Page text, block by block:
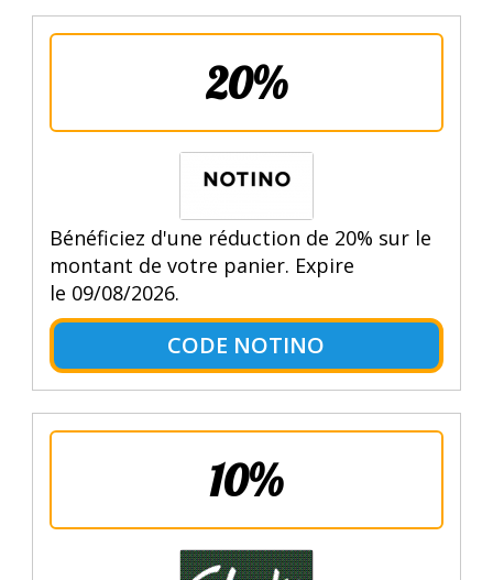
20%
Bénéficiez d'une réduction de 20% sur le
montant de votre panier. Expire
le 09/08/2026.
CODE NOTINO
10%